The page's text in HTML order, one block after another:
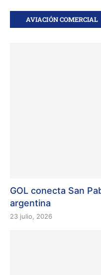
AVIACIÓN COMERCIAL
GOL conecta San
argentina
23 julio, 2026